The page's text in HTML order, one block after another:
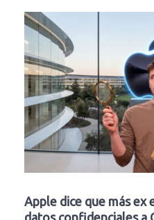
Apple dice que más ex
datos confidenciales a